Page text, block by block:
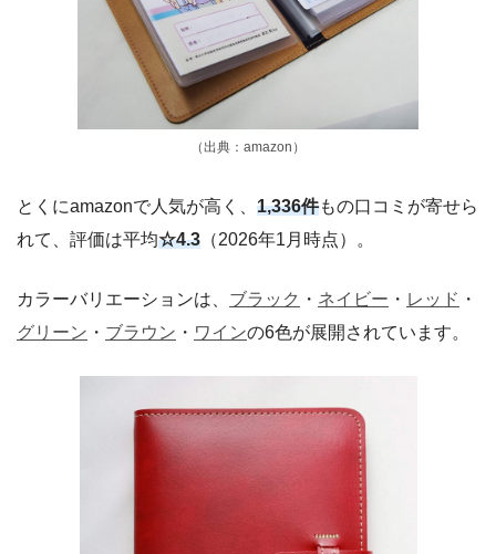
（出典：amazon）
とくにamazonで人気が高く、 1,336件もの口コミが寄せら
れて、評価は平均☆4.3 （2026年1月時点）。
カラーバリエーションは、 ブラック ・ ネイビー ・ レッド ・
グリーン ・ ブラウン ・ ワインの6色が展開されています。